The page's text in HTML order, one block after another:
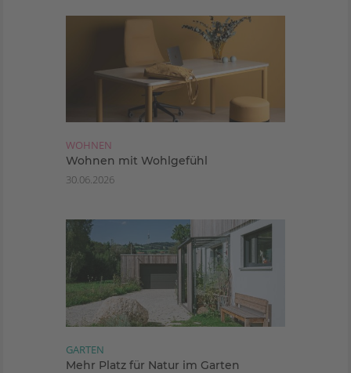
WOHNEN
Wohnen mit Wohlgefühl
30.06.2026
GARTEN
Mehr Platz für Natur im Garten